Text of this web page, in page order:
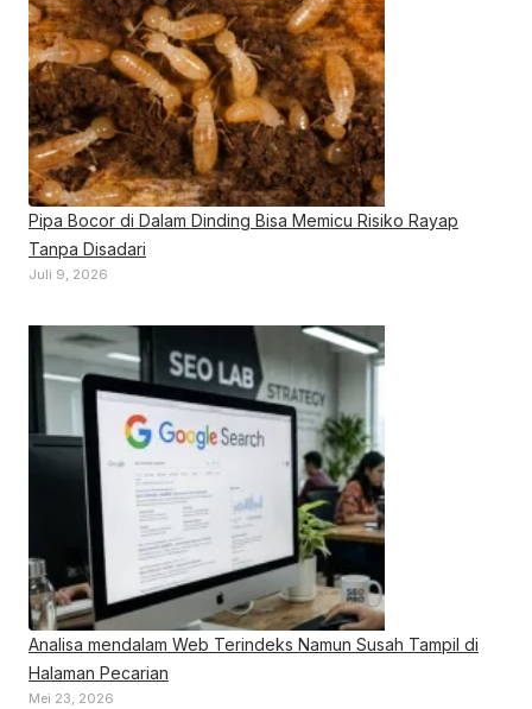
Pipa Bocor di Dalam Dinding Bisa Memicu Risiko Rayap
Tanpa Disadari
Juli 9, 2026
Analisa mendalam Web Terindeks Namun Susah Tampil di
Halaman Pecarian
Mei 23, 2026